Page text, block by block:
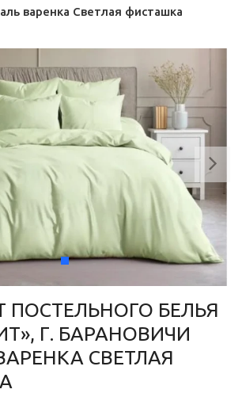
варенка Светлая фисташка
ПОСТЕЛЬНОГО БЕЛЬЯ
Г. БАРАНОВИЧИ
СВЕТЛАЯ